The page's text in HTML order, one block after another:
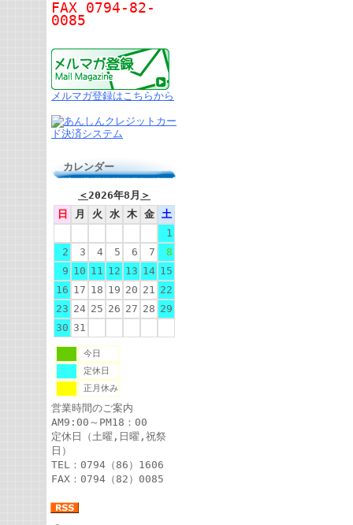
FAX 0794-82-
0085
メルマガ登録はこちらから
カレンダー
＜2026年8月 ＞
日
月 火 水 木 金
土
1
2
3 4 5 6 7
8
9 10 11 12 13 14 15
16 17 18 19 20 21 22
23 24 25 26 27 28 29
30 31
今日
定休日
正月休み
営業時間のご案内
AM9:00～PM18：00
定休日（土曜,日曜,祝祭
日）
TEL：0794（86）1606
FAX：0794（82）0085